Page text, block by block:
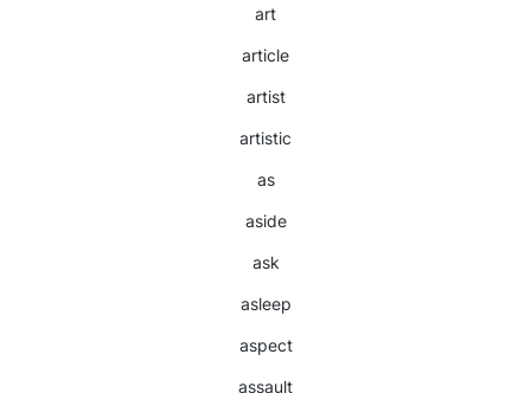
art
article
artist
artistic
as
aside
ask
asleep
aspect
assault